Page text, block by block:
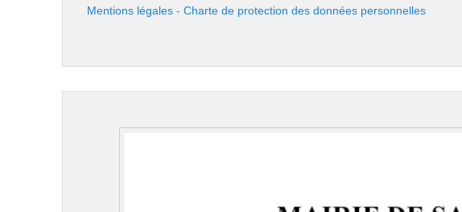
Mentions légales - Charte de protection des données personnelles